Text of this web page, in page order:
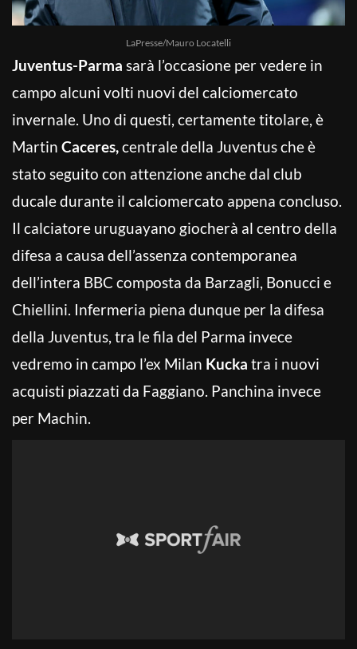
LaPresse/Mauro Locatelli
Juventus-Parma sarà l’occasione per vedere in
campo alcuni volti nuovi del calciomercato
invernale. Uno di questi, certamente titolare, è
Martin Caceres,centrale della Juventus che è
stato seguito con attenzione anche dal club
ducale durante il calciomercato appena concluso.
Il calciatore uruguayano giocherà al centro della
difesa a causa dell’assenza contemporanea
dell’intera BBC composta da Barzagli, Bonucci e
Chiellini. Infermeria piena dunque per la difesa
della Juventus, tra le fila del Parma invece
vedremo in campo l’ex Milan Kucka tra i nuovi
acquisti piazzati da Faggiano. Panchina invece
per Machin.